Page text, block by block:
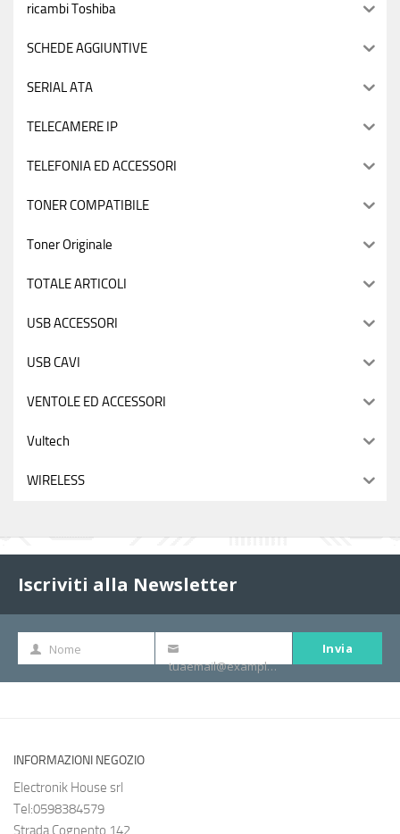
ricambi Toshiba
SCHEDE AGGIUNTIVE
SERIAL ATA
TELECAMERE IP
TELEFONIA ED ACCESSORI
TONER COMPATIBILE
Toner Originale
TOTALE ARTICOLI
USB ACCESSORI
USB CAVI
VENTOLE ED ACCESSORI
Vultech
WIRELESS
Iscriviti alla Newsletter
Nome
Nome
tua
tuaemail@example.com
Invia
INFORMAZIONI NEGOZIO
Electronik House srl
Tel:0598384579
Strada Cognento 142